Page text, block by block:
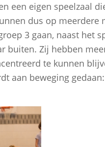
een eigen speelzaal
dus op meerdere
3 gaan, naast het
buiten. Zij hebben
te kunnen
aan beweging